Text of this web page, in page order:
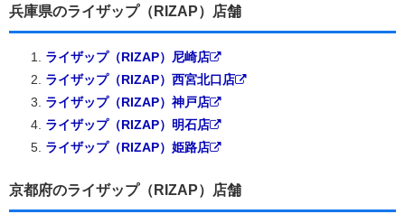
兵庫県のライザップ（RIZAP）店舗
ライザップ（RIZAP）尼崎店
ライザップ（RIZAP）西宮北口店
ライザップ（RIZAP）神戸店
ライザップ（RIZAP）明石店
ライザップ（RIZAP）姫路店
京都府のライザップ（RIZAP）店舗